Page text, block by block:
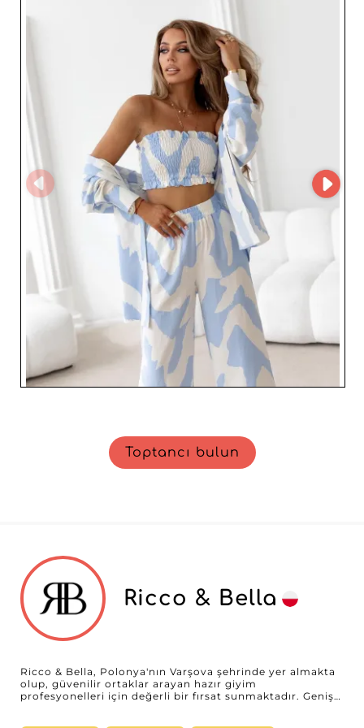
ilke edinir ve koleksiyonlarını pazar trendleriyle uyumlu
kalmak için düzenli olarak yeniler. Polonya’daki stratejik
konumu sayesinde Synowa & Tesciowa odzieżowy, hızlı
teslimat süreleri ve mükemmel fiyat-performans dengesi
sağlar; bu da iş ortaklarının büyümesini desteklemek için
tercih etmek, moda profesyonellerine ürün gamını
geliştirmede ve müşteri sadakatini artırmada eşlik
edebilecek sağlam bir iş ortağı seçmektir. İşinizi
canlandırmak ve trend ile Avrupa kalitesini birleştiren
giysiler sunmak için vazgeçilmez bir müttefik.
Toptancı bulun
Ricco & Bella
Ricco & Bella, Polonya'nın Varşova şehrinde yer almakta
olup, güvenilir ortaklar arayan hazır giyim
profesyonelleri için değerli bir fırsat sunmaktadır. Geniş